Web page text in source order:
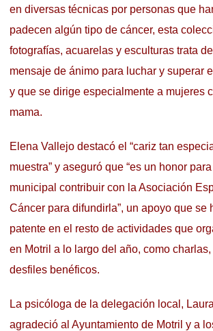
en diversas técnicas por personas que
padecen algún tipo de cáncer, esta
fotografías, acuarelas y esculturas trata
mensaje de ánimo para luchar y superar
y que se dirige especialmente a mujeres
mama.
Elena Vallejo destacó el “cariz tan
muestra” y aseguró que “es un honor
municipal contribuir con la Asociación
Cáncer para difundirla”, un apoyo que se
patente en el resto de actividades que
en Motril a lo largo del año, como
desfiles benéficos.
La psicóloga de la delegación local,
agradeció al Ayuntamiento de Motril y a